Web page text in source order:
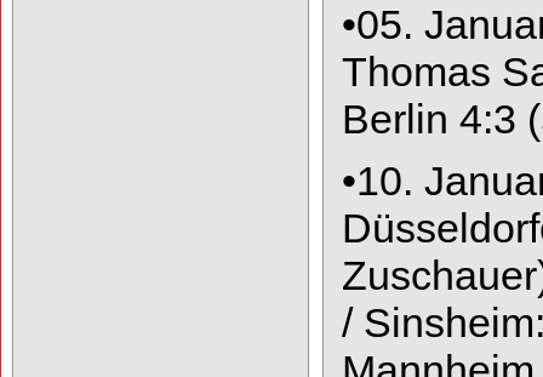
•05.
Thomas
Berlin 4:3
•10.
/